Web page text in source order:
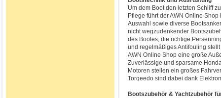
Um dem Boot den letzten Schliff
Pflege führt der AWN Online
Auswahl sowie diverse
nicht wegzudenkender
des Bootes, die richtige
und regelmäßiges Antifouling
AWN Online Shop eine große
Zuverlässige und sparsame
Motoren stellen ein großes
Torqeedo sind dabei dank
Bootszubehör & Yachtzubehör